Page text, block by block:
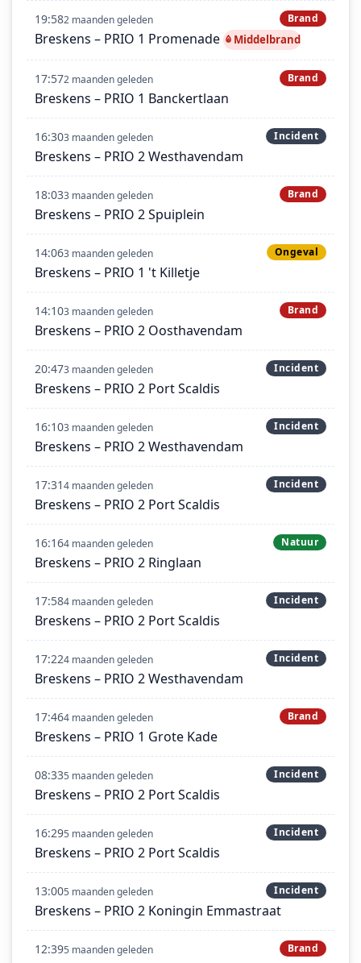
19:582 maanden geleden Brand
Breskens – PRIO 1 Promenade Middelbrand
17:572 maanden geleden Brand
Breskens – PRIO 1 Banckertlaan
16:303 maanden geleden Incident
Breskens – PRIO 2 Westhavendam
18:033 maanden geleden Brand
Breskens – PRIO 2 Spuiplein
14:063 maanden geleden Ongeval
Breskens – PRIO 1 't Killetje
14:103 maanden geleden Brand
Breskens – PRIO 2 Oosthavendam
20:473 maanden geleden Incident
Breskens – PRIO 2 Port Scaldis
16:103 maanden geleden Incident
Breskens – PRIO 2 Westhavendam
17:314 maanden geleden Incident
Breskens – PRIO 2 Port Scaldis
16:164 maanden geleden Natuur
Breskens – PRIO 2 Ringlaan
17:584 maanden geleden Incident
Breskens – PRIO 2 Port Scaldis
17:224 maanden geleden Incident
Breskens – PRIO 2 Westhavendam
17:464 maanden geleden Brand
Breskens – PRIO 1 Grote Kade
08:335 maanden geleden Incident
Breskens – PRIO 2 Port Scaldis
16:295 maanden geleden Incident
Breskens – PRIO 2 Port Scaldis
13:005 maanden geleden Incident
Breskens – PRIO 2 Koningin Emmastraat
12:395 maanden geleden Brand